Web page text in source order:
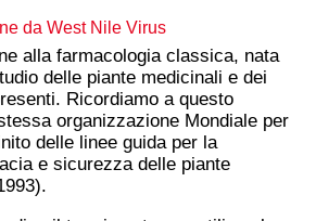
da West Nile Virus
alla farmacologia classica, nata
delle piante medicinali e dei
Ricordiamo a questo
organizzazione Mondiale per
delle linee guida per la
e sicurezza delle piante